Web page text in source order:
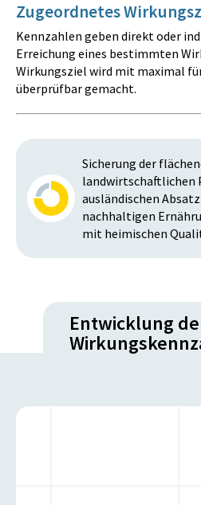
Zugeordnetes
Kennzahlen geben direkt oder
Erreichung eines bestimmten
Wirkungsziel wird mit maximal
überprüfbar gemacht.
Sicherung der
landwirtschaftlichen
ausländischen
nachhaltigen
mit heimischen
Entwicklung